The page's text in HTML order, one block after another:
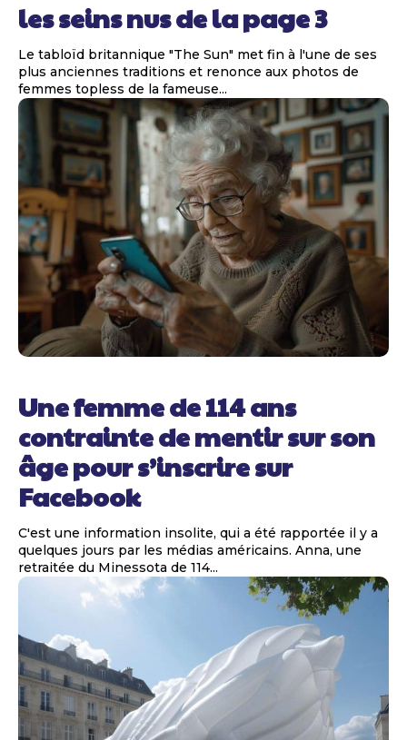
les seins nus de la page 3
Le tabloïd britannique "The Sun" met fin à l'une de ses
plus anciennes traditions et renonce aux photos de
femmes topless de la fameuse...
Une femme de 114 ans
contrainte de mentir sur son
âge pour s’inscrire sur
Facebook
C'est une information insolite, qui a été rapportée il y a
quelques jours par les médias américains. Anna, une
retraitée du Minessota de 114...